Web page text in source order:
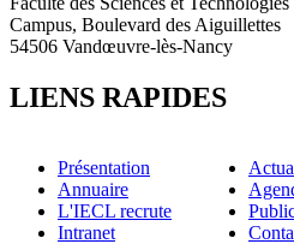
Campus, Boulevard des Aiguillettes
54506 Vandœuvre-lès-Nancy
LIENS RAPIDES
Présentation
Annuaire
L'IECL recrute
Intranet